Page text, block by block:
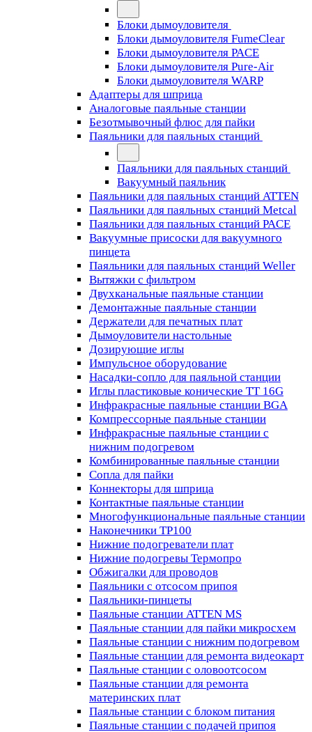
Блоки дымоуловителя
Блоки дымоуловителя FumeClear
Блоки дымоуловителя PACE
Блоки дымоуловителя Pure-Air
Блоки дымоуловителя WARP
Адаптеры для шприца
Аналоговые паяльные станции
Безотмывочный флюс для пайки
Паяльники для паяльных станций
Паяльники для паяльных станций
Вакуумный паяльник
Паяльники для паяльных станций ATTEN
Паяльники для паяльных станций Metcal
Паяльники для паяльных станций PACE
Вакуумные присоски для вакуумного
пинцета
Паяльники для паяльных станций Weller
Вытяжки с фильтром
Двухканальные паяльные станции
Демонтажные паяльные станции
Держатели для печатных плат
Дымоуловители настольные
Дозирующие иглы
Импульсное оборудование
Насадки-сопло для паяльной станции
Иглы пластиковые конические TT 16G
Инфракрасные паяльные станции BGA
Компрессорные паяльные станции
Инфракрасные паяльные станции с
нижним подогревом
Комбинированные паяльные станции
Сопла для пайки
Коннекторы для шприца
Контактные паяльные станции
Многофункциональные паяльные станции
Наконечники TP100
Нижние подогреватели плат
Нижние подогревы Термопро
Обжигалки для проводов
Паяльники с отсосом припоя
Паяльники-пинцеты
Паяльные станции ATTEN MS
Паяльные станции для пайки микросхем
Паяльные станции с нижним подогревом
Паяльные станции для ремонта видеокарт
Паяльные станции с оловоотсосом
Паяльные станции для ремонта
материнских плат
Паяльные станции с блоком питания
Паяльные станции с подачей припоя